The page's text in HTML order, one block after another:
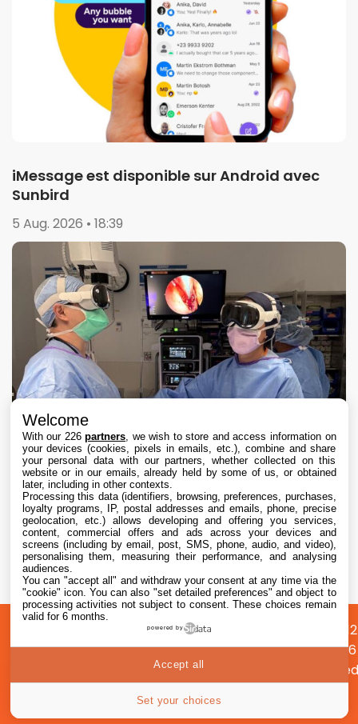
iMessage est disponible sur Android avec
Sunbird
5 Aug. 2026 • 18:39
Apple Vision Pro : une étude confirme son
intérêt en chirurgie avec des opérations 19 %
plus rapides
5 Aug. 2026 • 17:45
propos
Préférences
cookies
Confidentialité
©
2026
|
Welcome
With our 226partners , we wish to store and access information on
your devices (cookies, pixels in emails, etc.), combine and share
your personal data with our partners, whether collected on this
website or in our emails, already held by some of us, or obtained
later, including in other contexts.
Processing this data (identifiers, browsing, preferences, purchases,
loyalty programs, IP, postal addresses and emails, phone, precise
geolocation, etc.) allows developing and offering you services,
content, commercial offers and ads across your devices and
screens (including by email, post, SMS, phone, audio, and video),
personalising them, measuring their performance, and analysing
audiences.
You can "accept all" and withdraw your consent at any time via the
"cookie" icon. You can also "set detailed preferences" and object to
processing activities not subject to consent. These choices remain
valid for 6 months.
powered by
Set your choices
Accept all